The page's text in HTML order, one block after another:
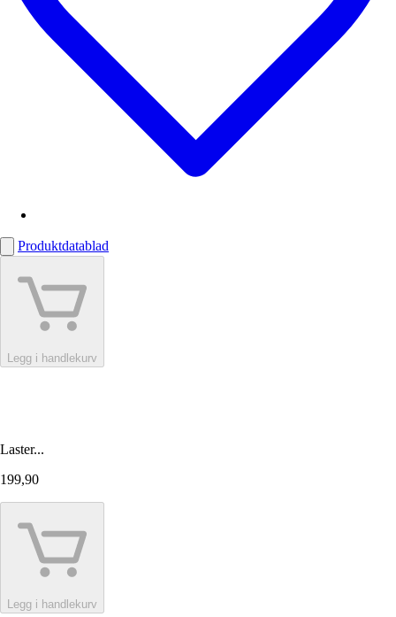
Produktdatablad
Legg i handlekurv
Laster...
199,90
Legg i handlekurv